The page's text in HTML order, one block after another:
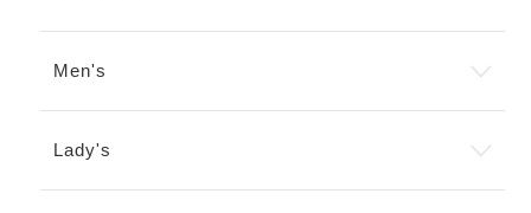
Men's
Lady's